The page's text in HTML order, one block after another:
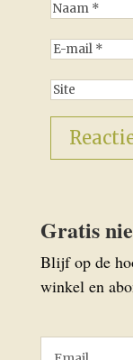
Gratis
Blijf op de
winkel en